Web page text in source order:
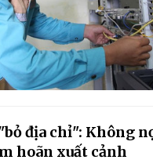
địa chỉ": Không
hoãn xuất cảnh